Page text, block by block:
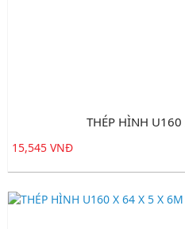
THÉP HÌNH
15,545 VNĐ